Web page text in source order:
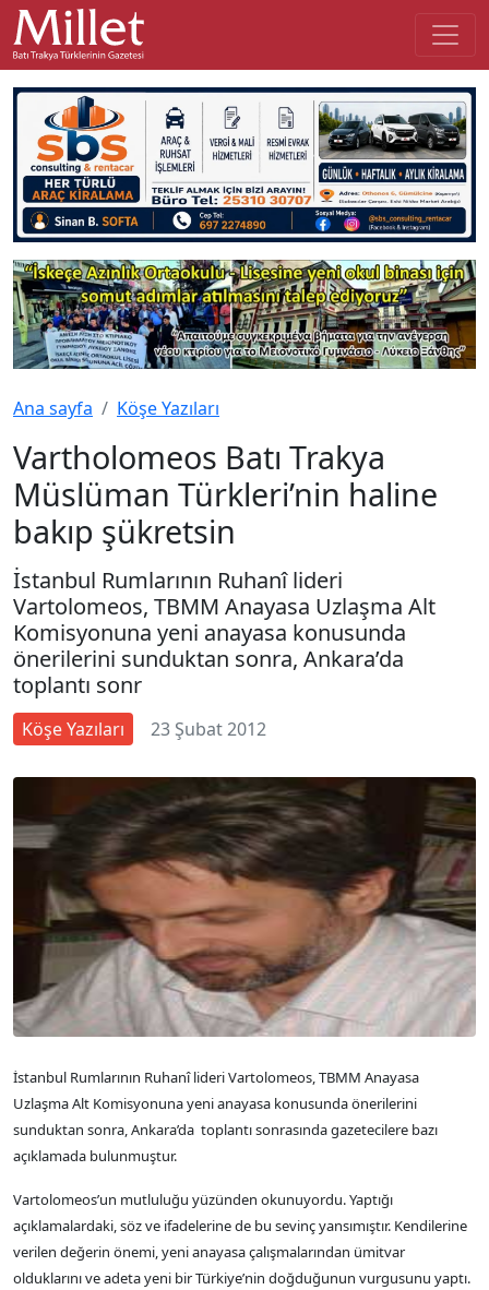
Ana sayfa Köşe Yazıları
Vartholomeos Batı Trakya
Müslüman Türkleri’nin haline
bakıp şükretsin
İstanbul Rumlarının Ruhanî lideri
Vartolomeos, TBMM Anayasa Uzlaşma Alt
Komisyonuna yeni anayasa konusunda
önerilerini sunduktan sonra, Ankara’da
toplantı sonr
Köşe Yazıları 23 Şubat 2012
İstanbul Rumlarının Ruhanî lideri Vartolomeos, TBMM Anayasa
Uzlaşma Alt Komisyonuna yeni anayasa konusunda önerilerini
sunduktan sonra, Ankara’da toplantı sonrasında gazetecilere bazı
açıklamada bulunmuştur.
Vartolomeos’un mutluluğu yüzünden okunuyordu. Yaptığı
açıklamalardaki, söz ve ifadelerine de bu sevinç yansımıştır. Kendilerine
verilen değerin önemi, yeni anayasa çalışmalarından ümitvar
olduklarını ve adeta yeni bir Türkiye’nin doğduğunun vurgusunu yaptı.